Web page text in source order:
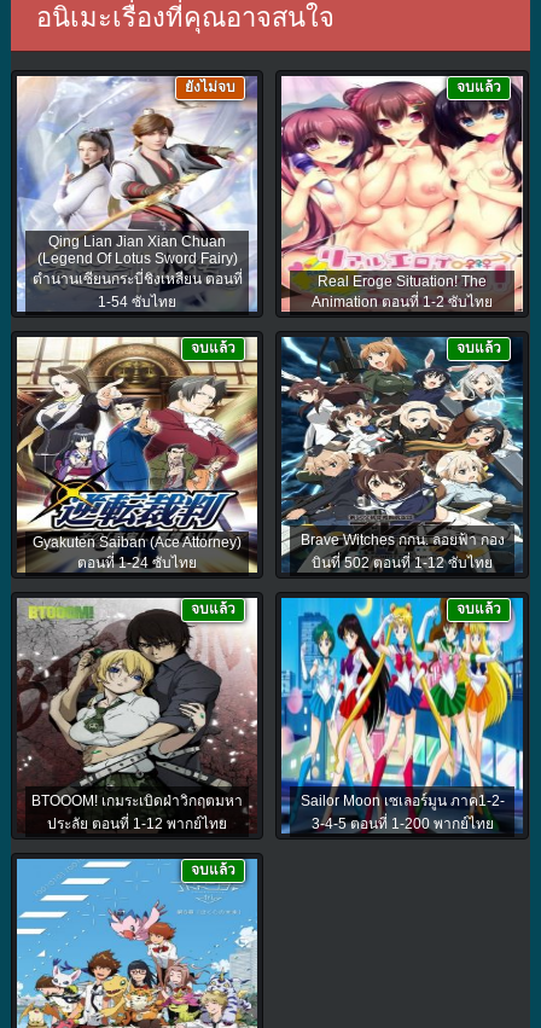
อนิเมะเรื่องที่คุณอาจสนใจ
Qing Lian Jian Xian Chuan
(Legend Of Lotus Sword Fairy)
ตำนานเซียนกระบี่ชิงเหลียน ตอนที่
1-54 ซับไทย
ยังไม่จบ
Real Eroge Situation! The
Animation ตอนที่ 1-2 ซับไทย
จบแล้ว
Gyakuten Saiban (Ace Attorney)
ตอนที่ 1-24 ซับไทย
จบแล้ว
Brave Witches กกน. ลอยฟ้า กอง
บินที่ 502 ตอนที่ 1-12 ซับไทย
จบแล้ว
BTOOOM! เกมระเบิดฝ่าวิกฤตมหา
ประลัย ตอนที่ 1-12 พากย์ไทย
จบแล้ว
Sailor Moon เซเลอร์มูน ภาค1-2-
3-4-5 ตอนที่ 1-200 พากย์ไทย
จบแล้ว
จบแล้ว